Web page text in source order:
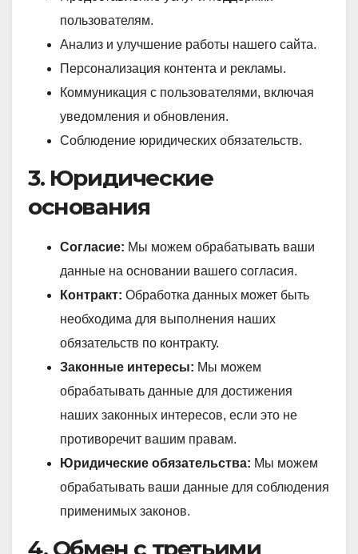
пользователям.
Анализ и улучшение работы нашего сайта.
Персонализация контента и рекламы.
Коммуникация с пользователями, включая
уведомления и обновления.
Соблюдение юридических обязательств.
3. Юридические
основания
Согласие: Мы можем обрабатывать ваши
данные на основании вашего согласия.
Контракт: Обработка данных может быть
необходима для выполнения наших
обязательств по контракту.
Законные интересы: Мы можем
обрабатывать данные для достижения
наших законных интересов, если это не
противоречит вашим правам.
Юридические обязательства: Мы можем
обрабатывать ваши данные для соблюдения
применимых законов.
4. Обмен с третьими